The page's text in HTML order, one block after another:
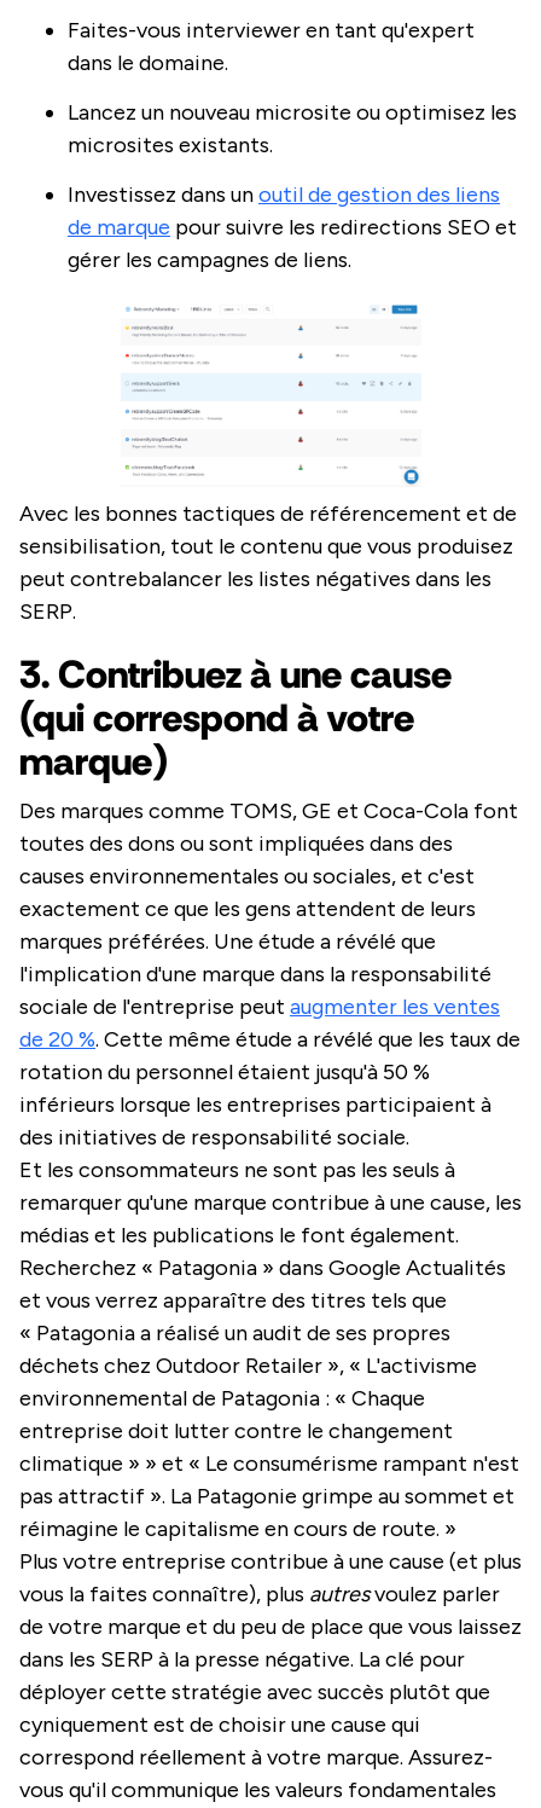
Faites-vous interviewer en tant qu'expert
dans le domaine.
Lancez un nouveau microsite ou optimisez les
microsites existants.
Investissez dans unoutil de gestion des liens
de marque pour suivre les redirections SEO et
gérer les campagnes de liens.
Avec les bonnes tactiques de référencement et de
sensibilisation, tout le contenu que vous produisez
peut contrebalancer les listes négatives dans les
SERP.
3. Contribuez à une cause
(qui correspond à votre
marque)
Des marques comme TOMS, GE et Coca-Cola font
toutes des dons ou sont impliquées dans des
causes environnementales ou sociales, et c'est
exactement ce que les gens attendent de leurs
marques préférées. Une étude a révélé que
l'implication d'une marque dans la responsabilité
sociale de l'entreprise peut augmenter les ventes
de 20 %. Cette même étude a révélé que les taux de
rotation du personnel étaient jusqu'à 50 %
inférieurs lorsque les entreprises participaient à
des initiatives de responsabilité sociale.
Et les consommateurs ne sont pas les seuls à
remarquer qu'une marque contribue à une cause, les
médias et les publications le font également.
Recherchez « Patagonia » dans Google Actualités
et vous verrez apparaître des titres tels que
« Patagonia a réalisé un audit de ses propres
déchets chez Outdoor Retailer », « L'activisme
environnemental de Patagonia : « Chaque
entreprise doit lutter contre le changement
climatique » » et « Le consumérisme rampant n'est
pas attractif ». La Patagonie grimpe au sommet et
réimagine le capitalisme en cours de route. »
Plus votre entreprise contribue à une cause (et plus
vous la faites connaître), plus autresvoulez parler
de votre marque et du peu de place que vous laissez
dans les SERP à la presse négative. La clé pour
déployer cette stratégie avec succès plutôt que
cyniquement est de choisir une cause qui
correspond réellement à votre marque. Assurez-
vous qu'il communique les valeurs fondamentales